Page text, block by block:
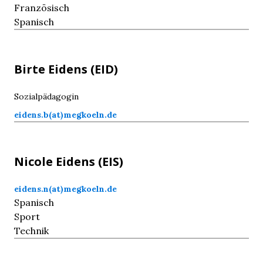
Französisch
Spanisch
Birte Eidens (EID)
Sozialpädagogin
eidens.b(at)megkoeln.de
Nicole Eidens (EIS)
eidens.n(at)megkoeln.de
Spanisch
Sport
Technik